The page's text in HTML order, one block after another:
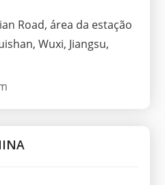
Road, área da estação
Wuxi, Jiangsu,